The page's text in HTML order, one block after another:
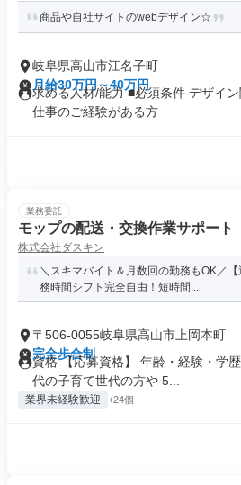
商品や自社サイトのwebデザイン☆
岐阜県高山市江名子町
月給30万円～40万円
求める人材/能力 ■必須条件 デザイ
仕事のご経験がある方
業務委託
モップの配送・交換作業サポート
株式会社ダスキン
＼スキマバイト＆月数回の勤務もOK／
務時間シフト完全自由！短時間...
〒506-0055岐阜県高山市上岡本町
完全歩合制
資格 【応募資格】 年齢・経験・学
代の子育て世代の方や 5...
業界未経験歓迎 +24個